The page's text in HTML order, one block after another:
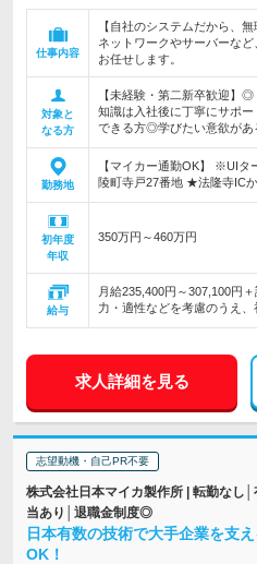
仕事内容
【自社のシステムだから、
ネットワークやサーバーな
お任せします。
対象と
なる方
【未経験・第二新卒歓迎】
知識は入社後に丁寧にサポ
できる方◎学びたい意欲があ
勤務地
【マイカー通勤OK】 ※UIタ
陵町寺戸27番地 ★法隆寺IC
初年度
年収
350万円～460万円
給与
月給235,400円～307,100円
力・適性などを考慮のうえ
求人詳細を見る
志望動機・自己PR不要
株式会社日本マイカ製作所 | 転勤なし
当あり│退職金制度◎
日本有数の技術で大手企業を支
OK！